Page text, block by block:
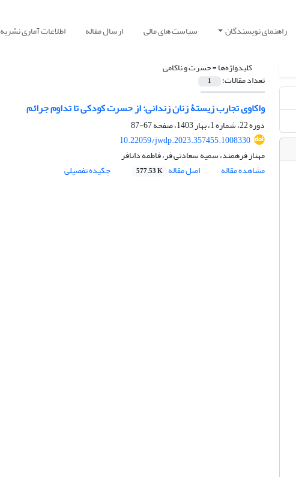
راهنمای نویسندگان سیاست های مالی ارسال مقاله اطلاعات آماری نشریه
کلیدواژه‌ها =حسرت و ناکامی
تعداد مقالات: 1
واکاوی تجارب زیستۀ زنان زندانی: از حسرت کودکی تا تداوم جرائم
دوره 22، شماره 1، بهار 1403، صفحه
67-87
10.22059/jwdp.2023.357455.1008330
مهناز فرهمند، سمیه سعادتی فر، فاطمه دانافر
مشاهده مقاله
اصل مقاله 577.53 K چکیده تفصیلی